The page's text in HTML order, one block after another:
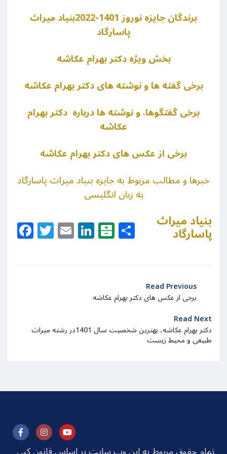
برندگان جایزه نوروز 1401-2022بنیاد میراث
پاسارگاد
بخش ويژه دکتر بهرام عکاشه
برخی گفته ها و نوشته های دکتر بهرام عکاشه
برخی گفتگوها، و نوشته ها درباره دکتر بهرام
عکاشه
برخی از عکس های دکتر بهرام عکاشه
خبرها و مطالب مربوط به جایزه بنیاد میراث پاسارگاد
به زبان انگلیسی
Facebook
Twitter
EmailLinkedIn
Balatarin
Share
بنیاد میراث
پاسارگاد
Read Previous
برخی از عکس های دکتر بهرام عکاشه
Read Next
دکتر بهرام عکاشه، بهترین شخصیت سال 1401در رشته میراث
طبیعی و محیط زیست